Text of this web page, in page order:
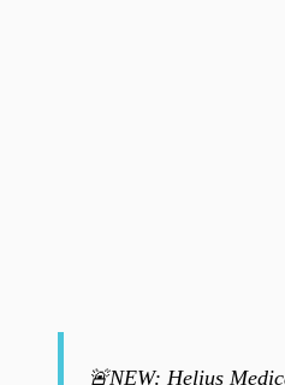
🚨NEW: Helius